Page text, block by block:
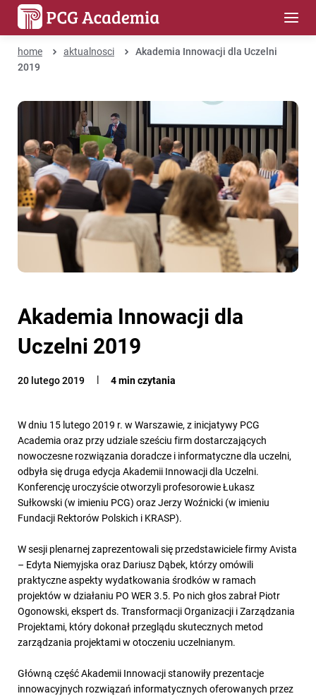
home aktualnosci
Akademia Innowacji dla Uczelni
2019
Akademia Innowacji dla
Uczelni 2019
20 lutego 2019 4 min czytania
W dniu 15 lutego 2019 r. w Warszawie, z inicjatywy PCG
Academia oraz przy udziale sześciu firm dostarczających
nowoczesne rozwiązania doradcze i informatyczne dla uczelni,
odbyła się druga edycja Akademii Innowacji dla Uczelni.
Konferencję uroczyście otworzyli profesorowie Łukasz
Sułkowski (w imieniu PCG) oraz Jerzy Woźnicki (w imieniu
Fundacji Rektorów Polskich i KRASP).
W sesji plenarnej zaprezentowali się przedstawiciele firmy Avista
– Edyta Niemyjska oraz Dariusz Dąbek, którzy omówili
praktyczne aspekty wydatkowania środków w ramach
projektów w działaniu PO WER 3.5. Po nich głos zabrał Piotr
Ogonowski, ekspert ds. Transformacji Organizacji i Zarządzania
Projektami, który dokonał przeglądu skutecznych metod
zarządzania projektami w otoczeniu uczelnianym.
Główną część Akademii Innowacji stanowiły prezentacje
innowacyjnych rozwiązań informatycznych oferowanych przez